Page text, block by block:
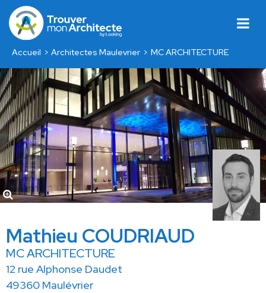
Accueil Architectes Maulevrier MC ARCHITECTURE
Mathieu COUDRIAUD
MC ARCHITECTURE
12 rue Alphonse Daudet
49360 Maulévrier